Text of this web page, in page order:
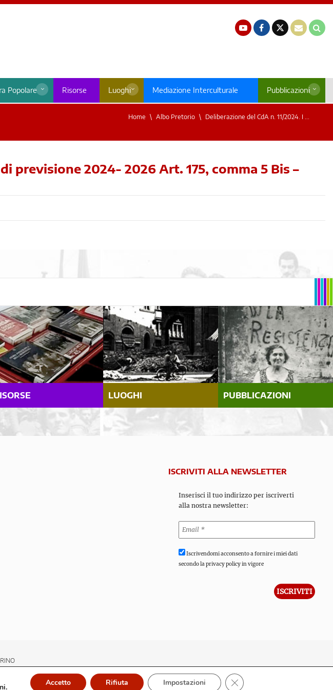
Popolare Risorse Luoghi Mediazione Interculturale Pubblicazioni
Home Albo Pretorio Deliberazione del CdA n. 11/2024. I ...
previsione 2024- 2026 Art. 175, comma 5 Bis –
LUOGHI PUBBLICAZIONI
ISCRIVITI ALLA NEWSLETTER
Inserisci il tuo indirizzo per iscriverti
alla nostra newsletter:
Iscrivendomi acconsento a fornire i miei dati
secondo la privacy policy in vigore
. Accetto Rifiuta Impostazioni Close GDPR Cookie Banner